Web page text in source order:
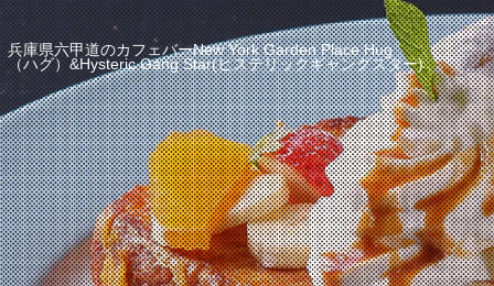
兵庫県六甲道のカフェバーNew York Garden Place Hug
（ハグ）&Hysteric Gang Star(ヒステリックギャングスター)